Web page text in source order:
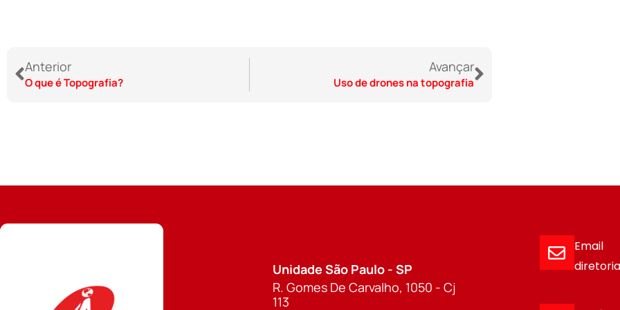
Anterior
O que é Topografia?
Avançar
Uso de drones na topografia
Unidade São Paulo - SP
R. Gomes De Carvalho, 1050 - Cj
113
Email